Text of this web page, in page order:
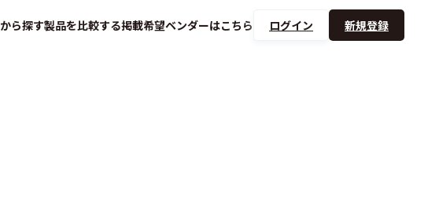
から探す製品を比較する掲載希望ベンダーはこちら ログイン 新規登録